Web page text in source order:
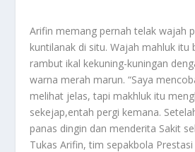
Arifin memang pernah telak wajah
kuntilanak di situ. Wajah mahluk itu
rambut ikal kekuning-kuningan
warna merah marun. “Saya
melihat jelas, tapi makhluk itu
sekejap,entah pergi kemana.
panas dingin dan menderita Sakit
Tukas Arifin, tim sepakbola Prestasi